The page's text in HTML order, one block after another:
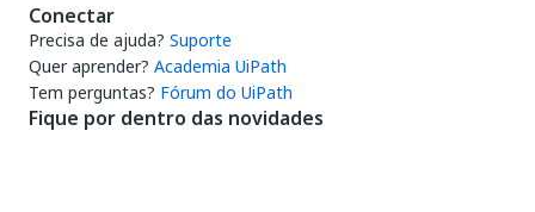
Conectar
Precisa de ajuda? Suporte
Quer aprender? Academia UiPath
Tem perguntas? Fórum do UiPath
Fique por dentro das novidades